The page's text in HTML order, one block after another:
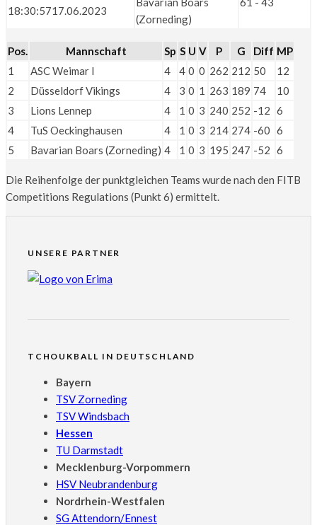
18:30:5717.06.2023
(Zorneding)
Pos. Mannschaft Sp S U V P G Diff MP
1
ASC Weimar I 4 4 0 0 262 212 50
12
2
Düsseldorf Vikings 4 3 0 1 263 189 74
10
3
Lions Lennep 4 1 0 3 240 252 -12 6
4
TuS Oeckinghausen 4 1 0 3 214 274 -60 6
5
Bavarian Boars (Zorneding) 4 1 0 3 195 247 -52 6
Die Reihenfolge der punktgleichen Teams wurde nach den FITB
Competitions Regulations (Punkt 6) ermittelt.
UNSERE PARTNER
TCHOUKBALL IN DEUTSCHLAND
Bayern
TSV Zorneding
TSV Windsbach
Hessen
TU Darmstadt
Mecklenburg-Vorpommern
HSV Neubrandenburg
Nordrhein-Westfalen
SG Attendorn/Ennest